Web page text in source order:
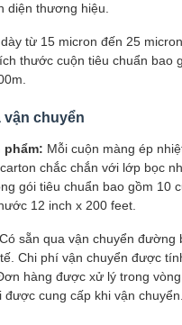
diện thương hiệu.
từ 15 micron đến 25
thước cuộn tiêu chuẩn bao
chuyển
phẩm: Mỗi cuộn màng ép
chắc chắn với lớp bọc
gói tiêu chuẩn bao gồm 10
12 inch x 200 feet.
Có sẵn qua vận chuyển đường
Chi phí vận chuyển được
hàng được xử lý trong
cung cấp khi vận chuyển.